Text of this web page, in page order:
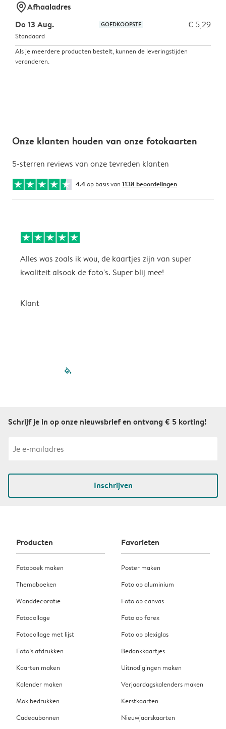
marker-pinAfhaaladres
Do 13 Aug.
GOEDKOOPSTE € 5,29
Standaard
Als je meerdere producten bestelt, kunnen de leveringstijden
veranderen.
Onze klanten houden van onze fotokaarten
5-sterren reviews van onze tevreden klanten
4.4op basis van 1138 beoordelingen
Alles was zoals ik wou, de kaartjes zijn van super
kwaliteit alsook de foto's. Super blij mee!
Klant
filled-pagination
Schrijf je in op onze nieuwsbrief en ontvang € 5 korting!
Inschrijven
Producten
Fotoboek maken
Themaboeken
Wanddecoratie
Fotocollage
Fotocollage met lijst
Foto’s afdrukken
Kaarten maken
Kalender maken
Mok bedrukken
Cadeaubonnen
Favorieten
Poster maken
Foto op aluminium
Foto op canvas
Foto op forex
Foto op plexiglas
Bedankkaartjes
Uitnodigingen maken
Verjaardagskalenders maken
Kerstkaarten
Nieuwjaarskaarten